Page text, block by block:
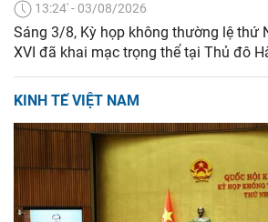
13:24' - 03/08/2026
Sáng 3/8, Kỳ họp không thường lệ thứ
XVI đã khai mạc trọng thể tại Thủ đô
KINH TẾ VIỆT NAM